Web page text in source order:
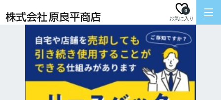
お気に入り
0